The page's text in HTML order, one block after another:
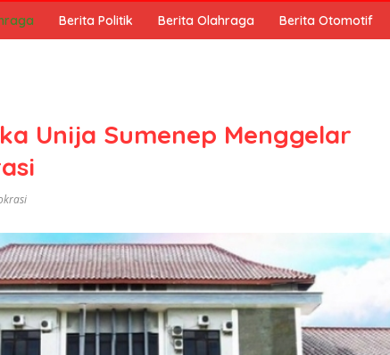
Berita Politik Berita Olahraga Berita Otomotif
Unija Sumenep Menggelar